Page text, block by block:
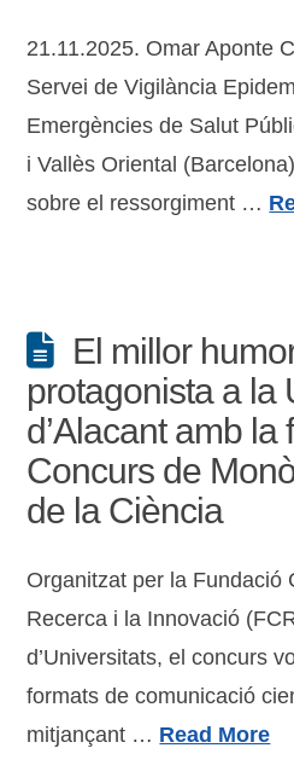
21.11.2025. Omar Aponte
Servei de Vigilància
Emergències de Salut
i Vallès Oriental
sobre el ressorgiment …
El millor
protagonista a la
d’Alacant amb la
Concurs de
de la Ciència
Organitzat per la Fundació
Recerca i la Innovació
d’Universitats, el concurs
formats de comunicació
mitjançant … Read More